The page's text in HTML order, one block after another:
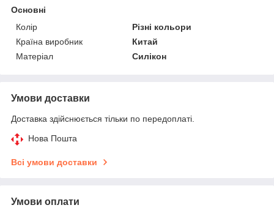
Основні
Колір
Різні кольори
Країна виробник
Китай
Матеріал
Силікон
Умови доставки
Доставка здійснюється тільки по передоплаті.
Нова Пошта
Всі умови доставки
Умови оплати